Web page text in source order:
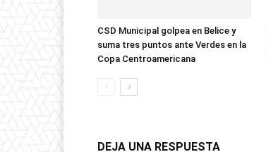
CSD Municipal golpea en Belice y
suma tres puntos ante Verdes en la
Copa Centroamericana
DEJA UNA RESPUESTA